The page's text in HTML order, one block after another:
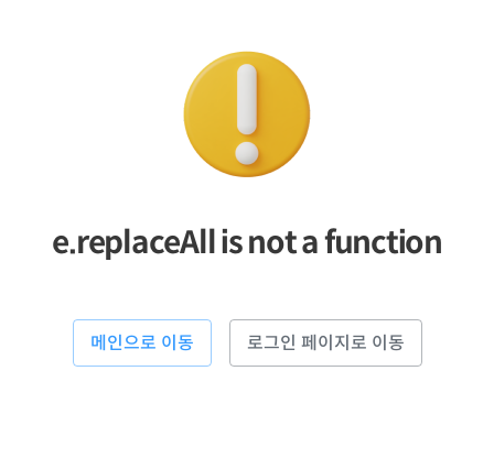
e.replaceAll is not a function
메인으로 이동 로그인 페이지로 이동